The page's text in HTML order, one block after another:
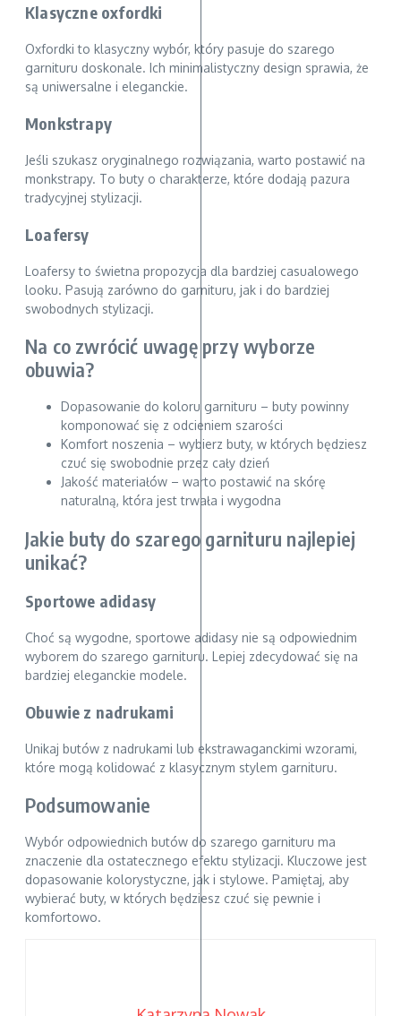
Klasyczne oxfordki
Oxfordki to klasyczny wybór, który pasuje do szarego
garnituru doskonale. Ich minimalistyczny design sprawia, że
są uniwersalne i eleganckie.
Monkstrapy
Jeśli szukasz oryginalnego rozwiązania, warto postawić na
monkstrapy. To buty o charakterze, które dodają pazura
tradycyjnej stylizacji.
Loafersy
Loafersy to świetna propozycja dla bardziej casualowego
looku. Pasują zarówno do garnituru, jak i do bardziej
swobodnych stylizacji.
Na co zwrócić uwagę przy wyborze
obuwia?
Dopasowanie do koloru garnituru – buty powinny
komponować się z odcieniem szarości
Komfort noszenia – wybierz buty, w których będziesz
czuć się swobodnie przez cały dzień
Jakość materiałów – warto postawić na skórę
naturalną, która jest trwała i wygodna
Jakie buty do szarego garnituru najlepiej
unikać?
Sportowe adidasy
Choć są wygodne, sportowe adidasy nie są odpowiednim
wyborem do szarego garnituru. Lepiej zdecydować się na
bardziej eleganckie modele.
Obuwie z nadrukami
Unikaj butów z nadrukami lub ekstrawaganckimi wzorami,
które mogą kolidować z klasycznym stylem garnituru.
Podsumowanie
Wybór odpowiednich butów do szarego garnituru ma
znaczenie dla ostatecznego efektu stylizacji. Kluczowe jest
dopasowanie kolorystyczne, jak i stylowe. Pamiętaj, aby
wybierać buty, w których będziesz czuć się pewnie i
komfortowo.